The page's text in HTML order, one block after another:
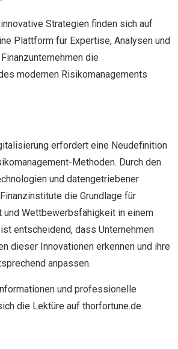
Strategien finden sich auf
Plattform für Expertise, Analysen und
die
modernen Risikomanagements
erfordert eine Neudefinition
Methoden. Durch den
und datengetriebener
die Grundlage für
und Wettbewerbsfähigkeit in einem
entscheidend, dass Unternehmen
dieser Innovationen erkennen und ihre
anpassen.
und professionelle
die Lektüre auf thorfortune.de.